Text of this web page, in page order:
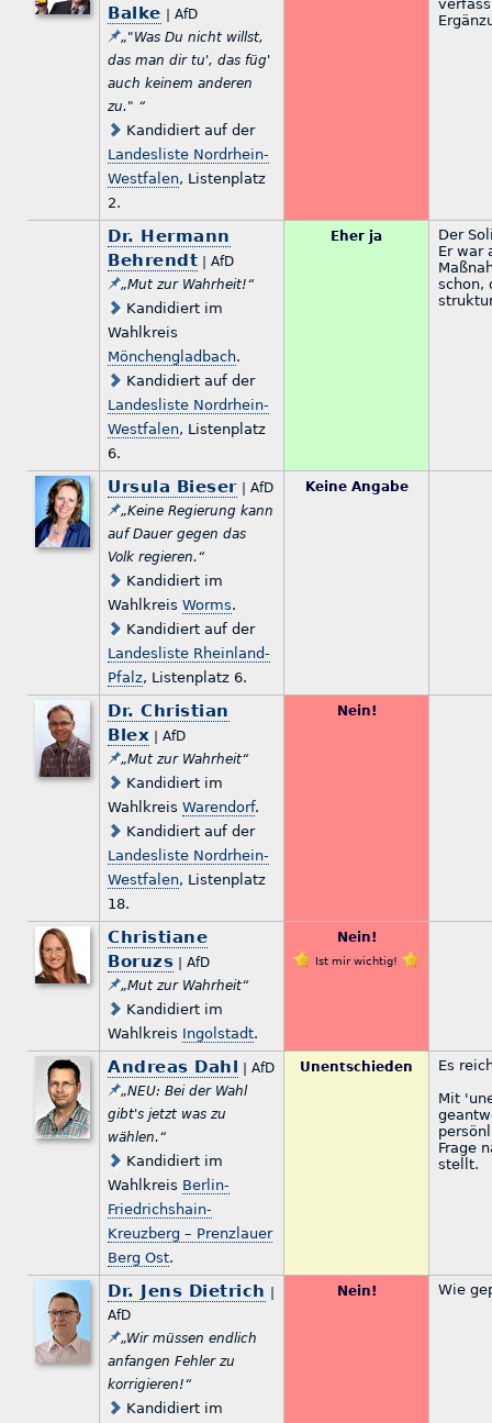
Balke | AfD
„"Was Du nicht willst,
das man dir tu', das füg'
auch keinem anderen
zu." “
Kandidiert auf der
Landesliste Nordrhein-
Westfalen, Listenplatz
2.
Dr. Hermann
Behrendt | AfD
„Mut zur Wahrheit!“
Kandidiert im
Wahlkreis
Mönchengladbach.
Kandidiert auf der
Landesliste Nordrhein-
Westfalen, Listenplatz
6.
Eher ja
Der
Er war
schon,
Ursula Bieser| AfD
„Keine Regierung kann
auf Dauer gegen das
Volk regieren.“
Kandidiert im
WahlkreisWorms.
Kandidiert auf der
Landesliste Rheinland-
Pfalz, Listenplatz 6.
Keine Angabe
Dr. Christian
Blex | AfD
„Mut zur Wahrheit“
Kandidiert im
WahlkreisWarendorf.
Kandidiert auf der
Landesliste Nordrhein-
Westfalen, Listenplatz
18.
Nein!
Christiane
Boruzs | AfD
„Mut zur Wahrheit“
Kandidiert im
Wahlkreis Ingolstadt.
Nein!
Ist mir wichtig!
Andreas Dahl
| AfD
„NEU: Bei der Wahl
gibt's jetzt was zu
wählen.“
Kandidiert im
Wahlkreis Berlin-
Friedrichshain-
Kreuzberg – Prenzlauer
Berg Ost.
Unentschieden
Es
Mit
Frage
stellt.
Dr. Jens Dietrich
AfD
„Wir müssen endlich
anfangen Fehler zu
korrigieren!“
Kandidiert im
Nein! Wie